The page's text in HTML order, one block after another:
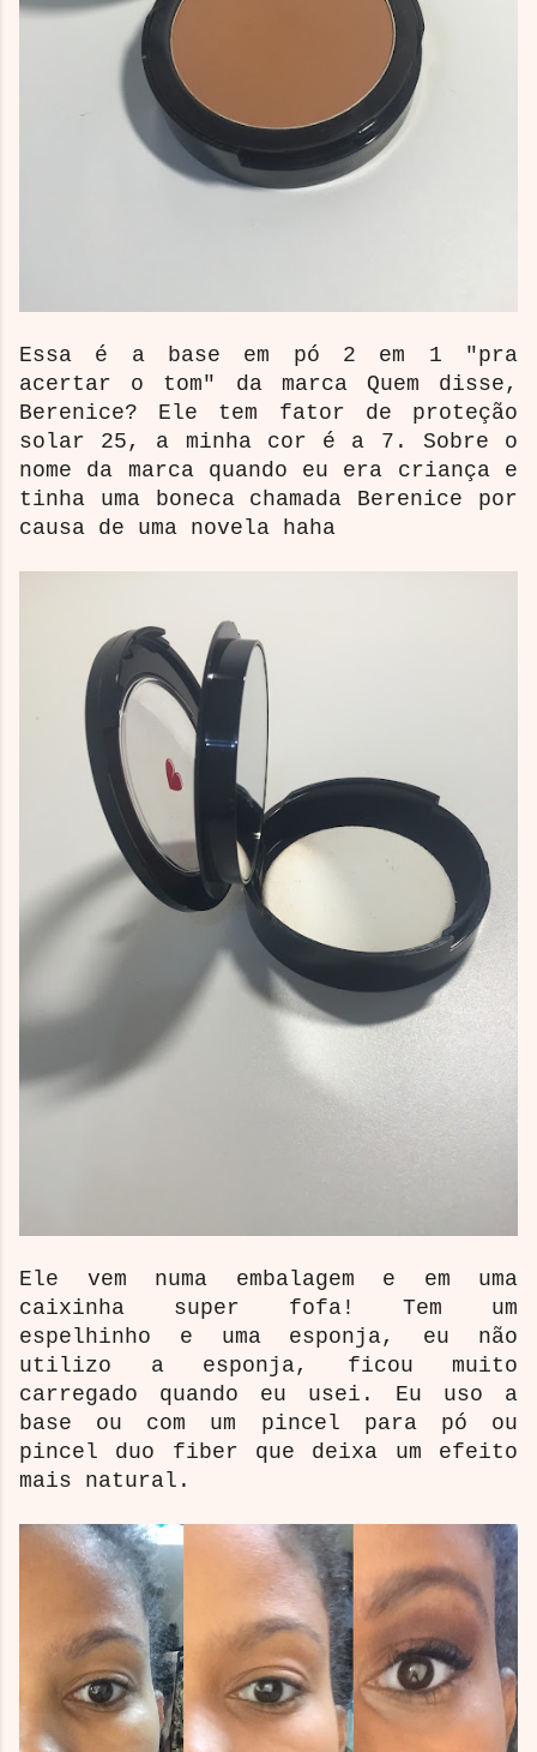
Essa é a base em pó 2 em 1 "pra
acertar o tom" da marca Quem disse,
Berenice? Ele tem fator de proteção
solar 25, a minha cor é a 7. Sobre o
nome da marca quando eu era criança e
tinha uma boneca chamada Berenice por
causa de uma novela haha
Ele vem numa embalagem e em uma
caixinha super fofa! Tem um
espelhinho e uma esponja, eu não
utilizo a esponja, ficou muito
carregado quando eu usei. Eu uso a
base ou com um pincel para pó ou
pincel duo fiber que deixa um efeito
mais natural.